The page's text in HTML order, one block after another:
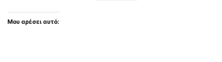
Μου αρέσει αυτό: